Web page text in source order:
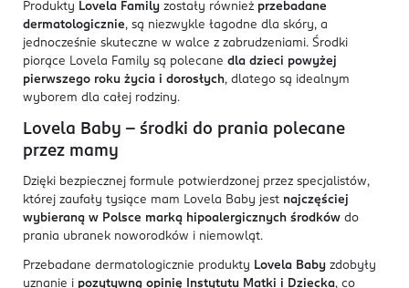
Produkty Lovela Family zostały również przebadane
dermatologicznie, są niezwykle łagodne dla skóry, a
jednocześnie skuteczne w walce z zabrudzeniami. Środki
piorące Lovela Family są polecane dla dzieci powyżej
pierwszego roku życia i dorosłych, dlatego są idealnym
wyborem dla całej rodziny.
Lovela Baby - środki do prania polecane
przez mamy
Dzięki bezpiecznej formule potwierdzonej przez specjalistów,
której zaufały tysiące mam Lovela Baby jest najczęściej
wybieraną w Polsce marką hipoalergicznych środków do
prania ubranek noworodków i niemowląt.
Przebadane dermatologicznie produkty Lovela Baby zdobyły
uznanie i pozytywną opinię Instytutu Matki i Dziecka, co